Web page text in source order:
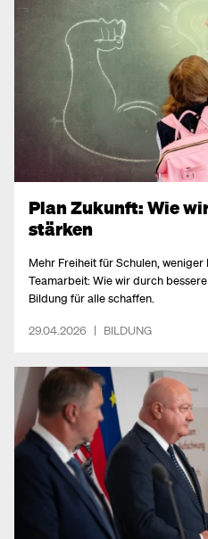
Plan Zukunft: Wie
stärken
Mehr Freiheit für Schulen,
Teamarbeit: Wie wir durch
Bildung für alle schaffen.
29.04.2026 | BILDUNG